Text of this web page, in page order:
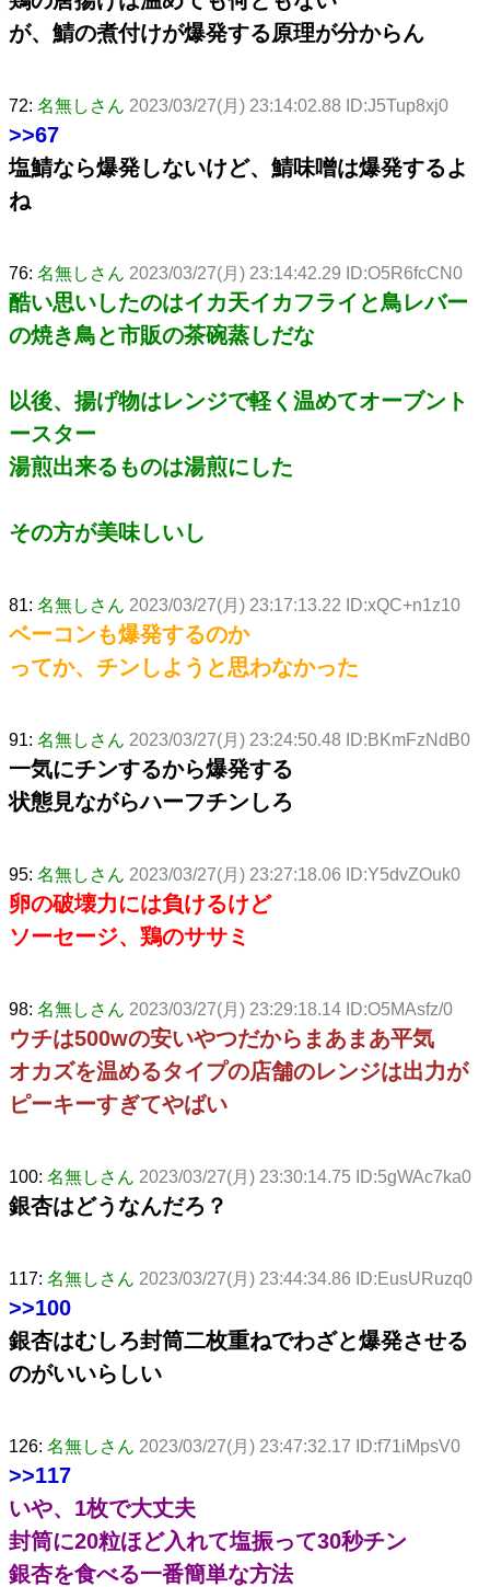
が、鯖の煮付けが爆発する原理が分からん
72: 名無しさん 2023/03/27(月) 23:14:02.88 ID:J5Tup8xj0
>>67
塩鯖なら爆発しないけど、鯖味噌は爆発するよ
ね
76: 名無しさん 2023/03/27(月) 23:14:42.29 ID:O5R6fcCN0
酷い思いしたのはイカ天イカフライと鳥レバー
の焼き鳥と市販の茶碗蒸しだな
以後、揚げ物はレンジで軽く温めてオーブント
ースター
湯煎出来るものは湯煎にした
その方が美味しいし
81: 名無しさん 2023/03/27(月) 23:17:13.22 ID:xQC+n1z10
ベーコンも爆発するのか
ってか、チンしようと思わなかった
91: 名無しさん 2023/03/27(月) 23:24:50.48 ID:BKmFzNdB0
一気にチンするから爆発する
状態見ながらハーフチンしろ
95: 名無しさん 2023/03/27(月) 23:27:18.06 ID:Y5dvZOuk0
卵の破壊力には負けるけど
ソーセージ、鶏のササミ
98: 名無しさん 2023/03/27(月) 23:29:18.14 ID:O5MAsfz/0
ウチは500wの安いやつだからまあまあ平気
オカズを温めるタイプの店舗のレンジは出力が
ピーキーすぎてやばい
100: 名無しさん 2023/03/27(月) 23:30:14.75 ID:5gWAc7ka0
銀杏はどうなんだろ？
117: 名無しさん 2023/03/27(月) 23:44:34.86 ID:EusURuzq0
>>100
銀杏はむしろ封筒二枚重ねでわざと爆発させる
のがいいらしい
126: 名無しさん 2023/03/27(月) 23:47:32.17 ID:f71iMpsV0
>>117
いや、1枚で大丈夫
封筒に20粒ほど入れて塩振って30秒チン
銀杏を食べる一番簡単な方法